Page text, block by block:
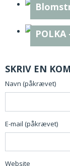
SKRIV EN
Navn (påkrævet)
E-mail (påkrævet)
Website